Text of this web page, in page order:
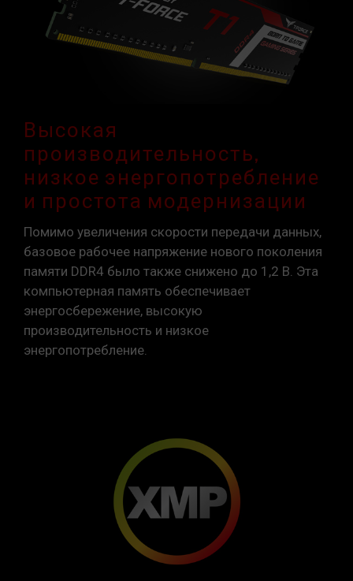
Высокая
производительность,
низкое энергопотребление
и простота модернизации
Помимо увеличения скорости передачи данных,
базовое рабочее напряжение нового поколения
памяти DDR4 было также снижено до 1,2 В. Эта
компьютерная память обеспечивает
энергосбережение, высокую
производительность и низкое
энергопотребление.